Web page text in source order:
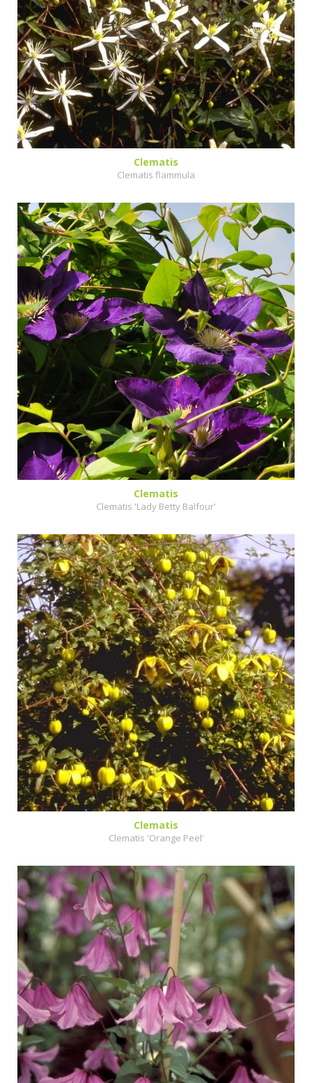
Clematis
Clematis flammula
Clematis
Clematis 'Lady Betty Balfour'
Clematis
Clematis 'Orange Peel'